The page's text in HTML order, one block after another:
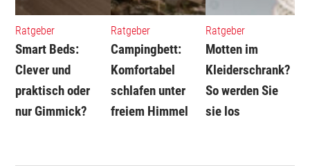
Ratgeber
Smart Beds:
Clever und
praktisch oder
nur Gimmick?
Ratgeber
Campingbett:
Komfortabel
schlafen unter
freiem Himmel
Ratgeber
Motten im
Kleiderschrank?
So werden Sie
sie los